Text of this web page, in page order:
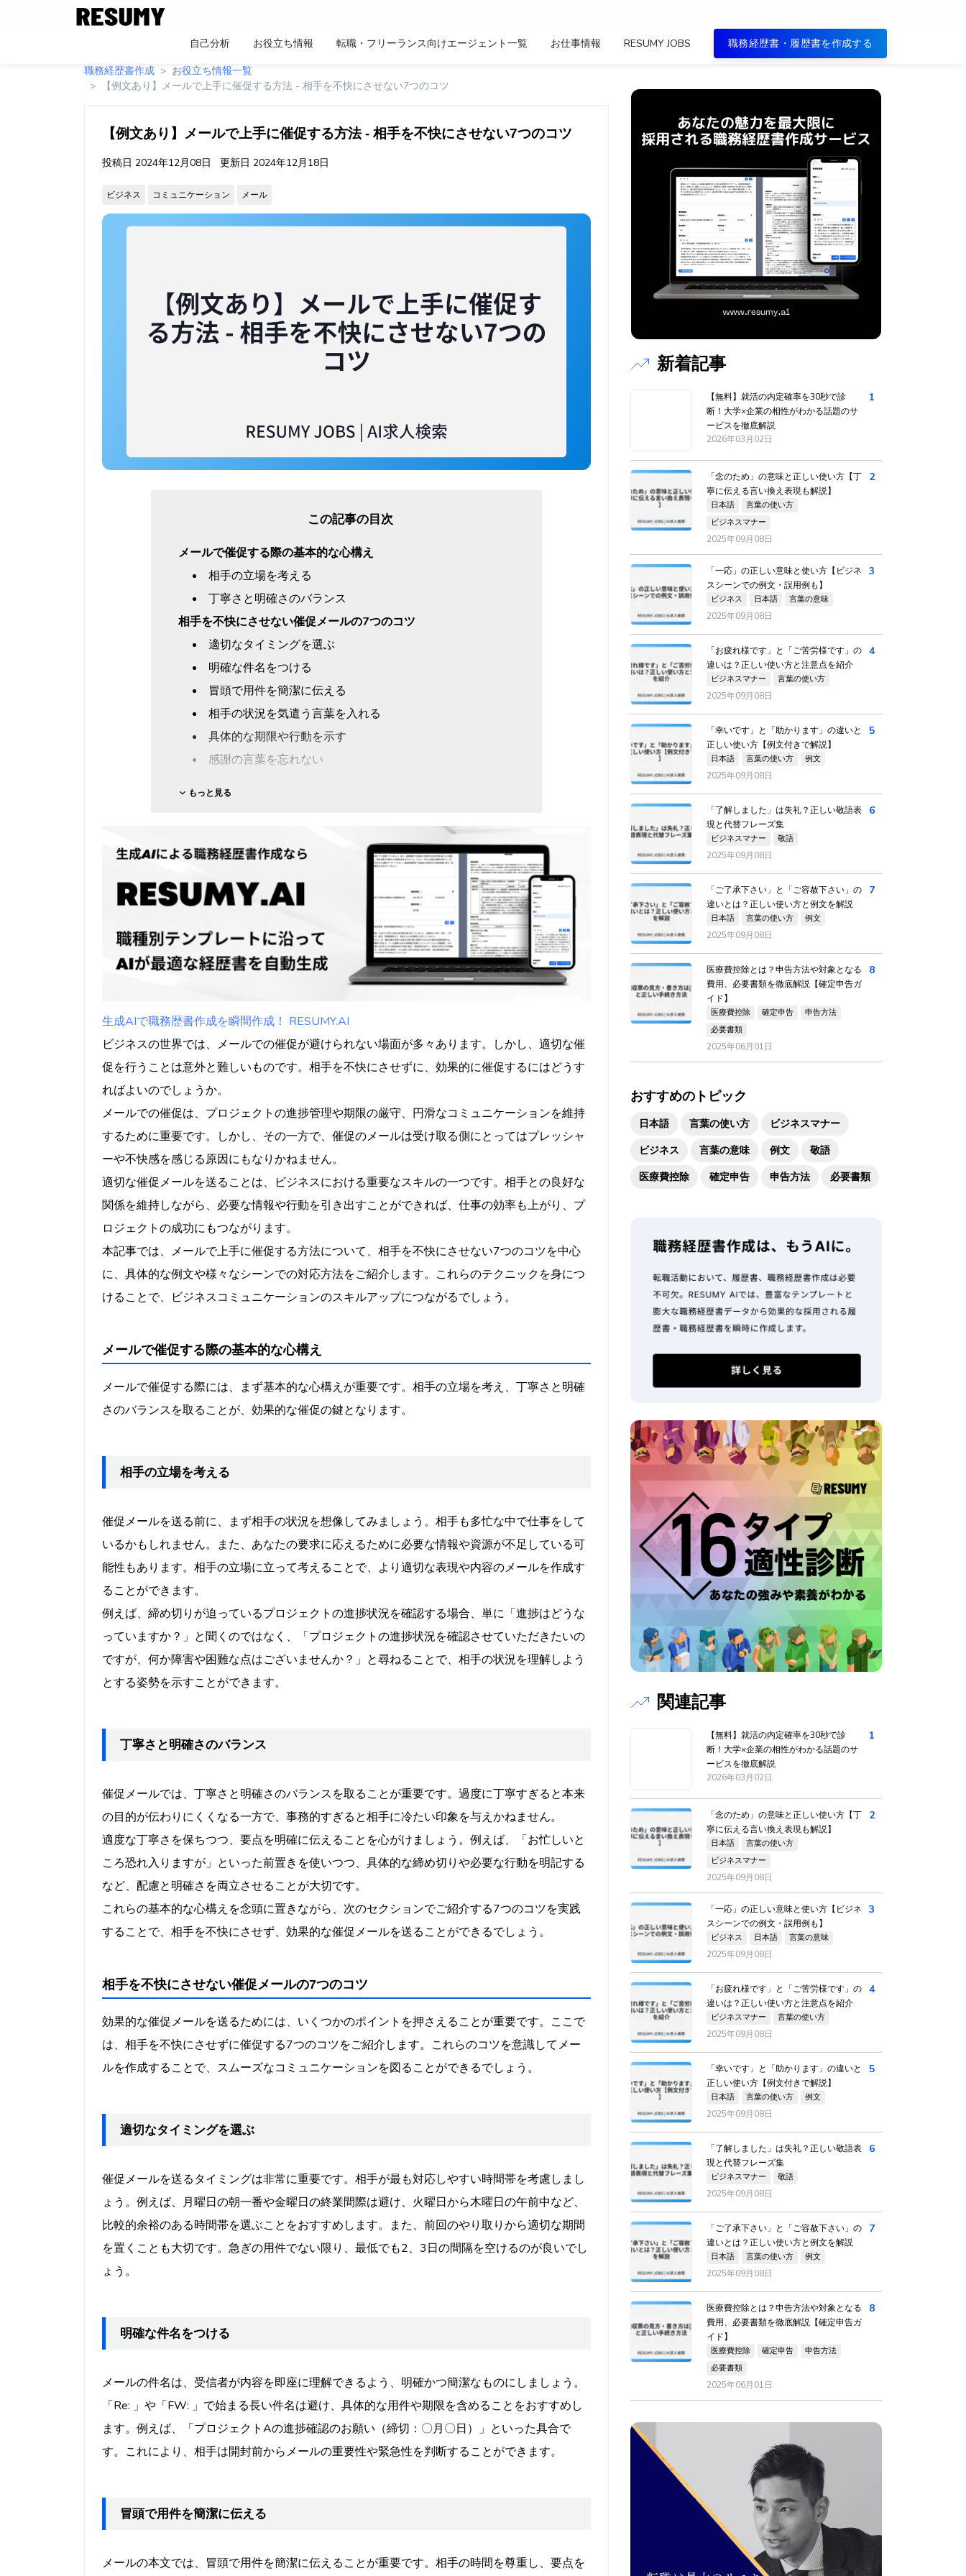
自己分析 お役立ち情報 転職・フリーランス向けエージェント一覧 お仕事情報 RESUMY JOBS
職務経歴書・履歴書を作成する
職務経歴書作成
お役立ち情報一覧
【例文あり】メールで上手に催促する方法 - 相手を不快にさせない7つのコツ
【例文あり】メールで上手に催促する方法 - 相手を不快にさせない7つのコツ
投稿日 2024年12月08日 更新日 2024年12月18日
ビジネス コミュニケーション メール
この記事の目次
メールで催促する際の基本的な心構え
相手の立場を考える
丁寧さと明確さのバランス
相手を不快にさせない催促メールの7つのコツ
適切なタイミングを選ぶ
明確な件名をつける
冒頭で用件を簡潔に伝える
相手の状況を気遣う言葉を入れる
具体的な期限や行動を示す
感謝の言葉を忘れない
2回目の催促メール
よくある催促メールの失敗例と改善点
催促の理由が不明確
相手への配慮が足りない
ビジネスシーン別の催促メールのポイント
社内での催促
取引先への催促
上司への催促
メール以外の催促方法との使い分け
電話での催促
直接会って催促する
メールとの使い分け
まとめ
よくある質問（FAQ）
催促の頻度はどのくらいが適切か
催促しても反応がない場合どうすべきか
もっと見る
生成AIで職務歴書作成を瞬間作成！ RESUMY.AI
ビジネスの世界では、メールでの催促が避けられない場面が多々あります。しかし、適切な催
促を行うことは意外と難しいものです。相手を不快にさせずに、効果的に催促するにはどうす
ればよいのでしょうか。
メールでの催促は、プロジェクトの進捗管理や期限の厳守、円滑なコミュニケーションを維持
するために重要です。しかし、その一方で、催促のメールは受け取る側にとってはプレッシャ
ーや不快感を感じる原因にもなりかねません。
適切な催促メールを送ることは、ビジネスにおける重要なスキルの一つです。相手との良好な
関係を維持しながら、必要な情報や行動を引き出すことができれば、仕事の効率も上がり、プ
ロジェクトの成功にもつながります。
本記事では、メールで上手に催促する方法について、相手を不快にさせない7つのコツを中心
に、具体的な例文や様々なシーンでの対応方法をご紹介します。これらのテクニックを身につ
けることで、ビジネスコミュニケーションのスキルアップにつながるでしょう。
メールで催促する際の基本的な心構え
メールで催促する際には、まず基本的な心構えが重要です。相手の立場を考え、丁寧さと明確
さのバランスを取ることが、効果的な催促の鍵となります。
相手の立場を考える
催促メールを送る前に、まず相手の状況を想像してみましょう。相手も多忙な中で仕事をして
いるかもしれません。また、あなたの要求に応えるために必要な情報や資源が不足している可
能性もあります。相手の立場に立って考えることで、より適切な表現や内容のメールを作成す
ることができます。
例えば、締め切りが迫っているプロジェクトの進捗状況を確認する場合、単に「進捗はどうな
っていますか？」と聞くのではなく、「プロジェクトの進捗状況を確認させていただきたいの
ですが、何か障害や困難な点はございませんか？」と尋ねることで、相手の状況を理解しよう
とする姿勢を示すことができます。
丁寧さと明確さのバランス
催促メールでは、丁寧さと明確さのバランスを取ることが重要です。過度に丁寧すぎると本来
の目的が伝わりにくくなる一方で、事務的すぎると相手に冷たい印象を与えかねません。
適度な丁寧さを保ちつつ、要点を明確に伝えることを心がけましょう。例えば、「お忙しいと
ころ恐れ入りますが」といった前置きを使いつつ、具体的な締め切りや必要な行動を明記する
など、配慮と明確さを両立させることが大切です。
これらの基本的な心構えを念頭に置きながら、次のセクションでご紹介する7つのコツを実践
することで、相手を不快にさせず、効果的な催促メールを送ることができるでしょう。
相手を不快にさせない催促メールの7つのコツ
効果的な催促メールを送るためには、いくつかのポイントを押さえることが重要です。ここで
は、相手を不快にさせずに催促する7つのコツをご紹介します。これらのコツを意識してメー
ルを作成することで、スムーズなコミュニケーションを図ることができるでしょう。
適切なタイミングを選ぶ
催促メールを送るタイミングは非常に重要です。相手が最も対応しやすい時間帯を考慮しまし
ょう。例えば、月曜日の朝一番や金曜日の終業間際は避け、火曜日から木曜日の午前中など、
比較的余裕のある時間帯を選ぶことをおすすめします。また、前回のやり取りから適切な期間
を置くことも大切です。急ぎの用件でない限り、最低でも2、3日の間隔を空けるのが良いでし
ょう。
明確な件名をつける
メールの件名は、受信者が内容を即座に理解できるよう、明確かつ簡潔なものにしましょう。
「Re: 」や「FW: 」で始まる長い件名は避け、具体的な用件や期限を含めることをおすすめし
ます。例えば、「プロジェクトAの進捗確認のお願い（締切：〇月〇日）」といった具合で
す。これにより、相手は開封前からメールの重要性や緊急性を判断することができます。
冒頭で用件を簡潔に伝える
メールの本文では、冒頭で用件を簡潔に伝えることが重要です。相手の時間を尊重し、要点を
新着記事
【無料】就活の内定確率を30秒で診
断！大学×企業の相性がわかる話題のサ
ービスを徹底解説
2026年03月02日
1
「念のため」の意味と正しい使い方【丁
寧に伝える言い換え表現も解説】
日本語
言葉の使い方
ビジネスマナー
2025年09月08日
2
「一応」の正しい意味と使い方【ビジネ
スシーンでの例文・誤用例も】
ビジネス 日本語 言葉の意味
2025年09月08日
3
「お疲れ様です」と「ご苦労様です」の
違いは？正しい使い方と注意点を紹介
ビジネスマナー 言葉の使い方
2025年09月08日
4
「幸いです」と「助かります」の違いと
正しい使い方【例文付きで解説】
日本語 言葉の使い方 例文
2025年09月08日
5
「了解しました」は失礼？正しい敬語表
現と代替フレーズ集
ビジネスマナー 敬語
2025年09月08日
6
「ご了承下さい」と「ご容赦下さい」の
違いとは？正しい使い方と例文を解説
日本語 言葉の使い方 例文
2025年09月08日
7
医療費控除とは？申告方法や対象となる
費用、必要書類を徹底解説【確定申告ガ
イド】
医療費控除 確定申告
申告方法
必要書類
2025年06月01日
8
おすすめのトピック
日本語 言葉の使い方
ビジネスマナー
ビジネス
言葉の意味 例文
敬語
医療費控除
確定申告 申告方法 必要書類
関連記事
【無料】就活の内定確率を30秒で診
断！大学×企業の相性がわかる話題のサ
ービスを徹底解説
2026年03月02日
1
「念のため」の意味と正しい使い方【丁
寧に伝える言い換え表現も解説】
日本語
言葉の使い方
ビジネスマナー
2025年09月08日
2
「一応」の正しい意味と使い方【ビジネ
スシーンでの例文・誤用例も】
ビジネス 日本語 言葉の意味
2025年09月08日
3
「お疲れ様です」と「ご苦労様です」の
違いは？正しい使い方と注意点を紹介
ビジネスマナー 言葉の使い方
2025年09月08日
4
「幸いです」と「助かります」の違いと
正しい使い方【例文付きで解説】
日本語 言葉の使い方 例文
2025年09月08日
5
「了解しました」は失礼？正しい敬語表
現と代替フレーズ集
ビジネスマナー 敬語
2025年09月08日
6
「ご了承下さい」と「ご容赦下さい」の
違いとは？正しい使い方と例文を解説
日本語 言葉の使い方 例文
2025年09月08日
7
医療費控除とは？申告方法や対象となる
費用、必要書類を徹底解説【確定申告ガ
イド】
医療費控除 確定申告
申告方法
必要書類
2025年06月01日
8